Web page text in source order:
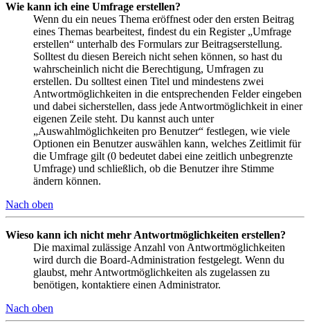
Wie kann ich eine Umfrage erstellen?
Wenn du ein neues Thema eröffnest oder den ersten Beitrag
eines Themas bearbeitest, findest du ein Register „Umfrage
erstellen“ unterhalb des Formulars zur Beitragserstellung.
Solltest du diesen Bereich nicht sehen können, so hast du
wahrscheinlich nicht die Berechtigung, Umfragen zu
erstellen. Du solltest einen Titel und mindestens zwei
Antwortmöglichkeiten in die entsprechenden Felder eingeben
und dabei sicherstellen, dass jede Antwortmöglichkeit in einer
eigenen Zeile steht. Du kannst auch unter
„Auswahlmöglichkeiten pro Benutzer“ festlegen, wie viele
Optionen ein Benutzer auswählen kann, welches Zeitlimit für
die Umfrage gilt (0 bedeutet dabei eine zeitlich unbegrenzte
Umfrage) und schließlich, ob die Benutzer ihre Stimme
ändern können.
Nach oben
Wieso kann ich nicht mehr Antwortmöglichkeiten erstellen?
Die maximal zulässige Anzahl von Antwortmöglichkeiten
wird durch die Board-Administration festgelegt. Wenn du
glaubst, mehr Antwortmöglichkeiten als zugelassen zu
benötigen, kontaktiere einen Administrator.
Nach oben